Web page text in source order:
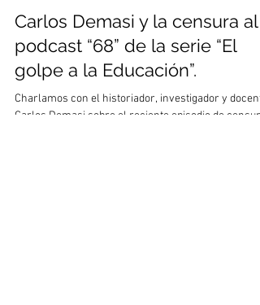
Carlos Demasi y la censura al
podcast “68” de la serie “El
golpe a la Educación”.
Charlamos con el historiador, investigador y
Carlos Demasi sobre el reciente episodio de censura